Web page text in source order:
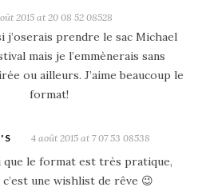
2015 at 20 08 52 08528
j’oserais prendre le sac Michael
mais je l’emmènerais sans
ou ailleurs. J’aime beaucoup le
format!
4 août 2015 at 7 07 53 08538
que le format est très pratique,
une wishlist de rêve 😉